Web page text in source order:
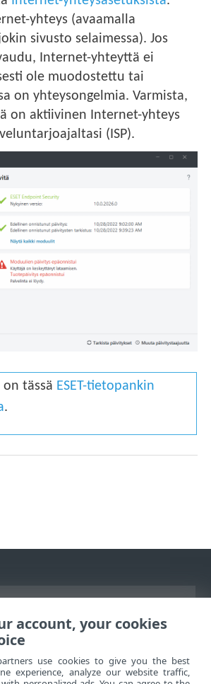
yhteys (avaamalla
sivusto selaimessa). Jos
Internet-yhteyttä ei
ole muodostettu tai
on yhteysongelmia. Varmista,
on aktiivinen Internet-yhteys
(ISP).
on tässä ESET-tietopankin
.
tietämyskanta
account, your cookies
use cookies to give you the best
experience, analyze our website traffic,